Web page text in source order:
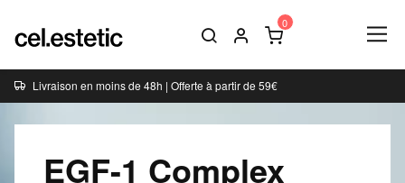
Livraison en moins de 48h | Offerte à partir de 59€
EGF-1 Complex